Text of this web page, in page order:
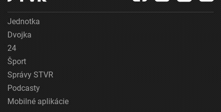
Jednotka
Dvojka
24
Šport
Správy STVR
Podcasty
Mobilné aplikácie